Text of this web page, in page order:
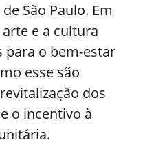
São Paulo. Em
e a cultura
para o bem-estar
esse são
dos
o incentivo à